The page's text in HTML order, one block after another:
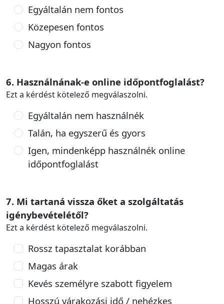
Egyáltalán nem fontos
Közepesen fontos
Nagyon fontos
6. Használnának-e online időpontfoglalást?
Ezt a kérdést kötelező megválaszolni.
Egyáltalán nem használnék
Talán, ha egyszerű és gyors
Igen, mindenképp használnék online
időpontfoglalást
7. Mi tartaná vissza őket a szolgáltatás
igénybevételétől?
Ezt a kérdést kötelező megválaszolni.
Rossz tapasztalat korábban
Magas árak
Kevés személyre szabott figyelem
Hosszú várakozási idő / nehézkes